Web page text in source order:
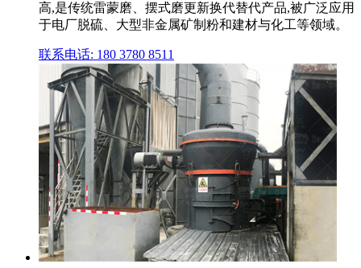
高,是传统雷蒙磨、摆式磨更新换代替代产品,被广泛应用
于电厂脱硫、大型非金属矿制粉和建材与化工等领域。
联系电话: 180 3780 8511